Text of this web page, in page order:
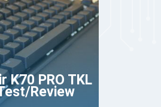
K70 PRO TKL
Review